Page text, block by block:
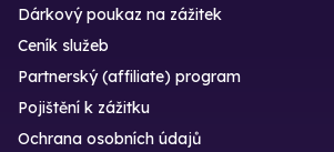
Dárkový poukaz na zážitek
Ceník služeb
Partnerský (affiliate) program
Pojištění k zážitku
Ochrana osobních údajů